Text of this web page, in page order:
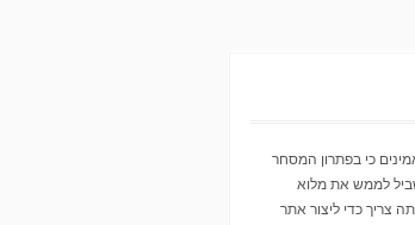
כי בפתרון המסחר
לממש את מלוא
צריך כדי ליצור אתר